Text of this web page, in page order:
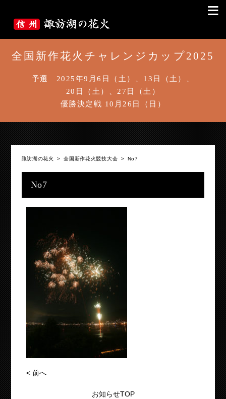
≡
全国新作花火チャレンジカップ2025
予選 2025年9月6日（土）、13日（土）、
20日（土）、27日（土）
優勝決定戦 10月26日（日）
諏訪湖の花火 >全国新作花火競技大会 > No7
No7
<前へ
お知らせTOP